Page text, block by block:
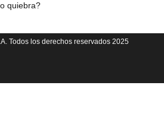
quiebra?
Todos los derechos reservados 2025